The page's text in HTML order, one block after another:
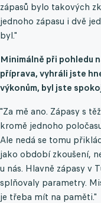
zápasů bylo takových
jednoho zápasu i dvě
byl."
Minimálně při pohledu
příprava, vyhráli jste
výkonům, byl jste
"Za mě ano. Zápasy s
kromě jednoho
Ale nedá se tomu
jako období zkoušení,
u nás. Hlavně zápasy v
splňovaly parametry.
je třeba mít na paměti."